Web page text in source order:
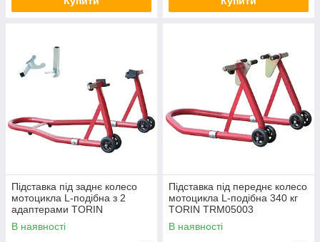
Підставка під заднє колесо
мотоцикла L-подібна з 2
адаптерами TORIN
TRMT05014
В наявності
Підставка під переднє колесо
мотоцикла L-подібна 340 кг
TORIN TRM05003
В наявності